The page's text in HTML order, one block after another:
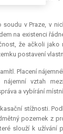
v Praze, v
na existenci
že ačkoli
postavení
Placení
vztah
a vybírání
stížnosti.
pozemek z
slouží k užívání